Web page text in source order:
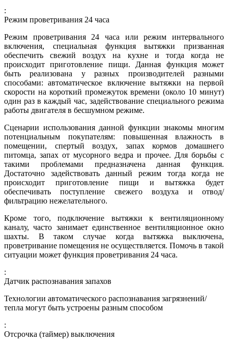
:
Режим проветривания 24 часа
Режим проветривания 24 часа или режим интервального
включения, специальная функция вытяжки призванная
обеспечить свежий воздух на кухне и тогда когда не
происходит приготовление пищи. Данная функция может
быть реализована у разных производителей разными
способами: автоматическое включение вытяжки на первой
скорости на короткий промежуток времени (около 10 минут)
один раз в каждый час, задействование специального режима
работы двигателя в бесшумном режиме.
Сценарии использования данной функции знакомы многим
потенциальным покупателям: повышенная влажность в
помещении, спертый воздух, запах кормов домашнего
питомца, запах от мусорного ведра и прочее. Для борьбы с
такими проблемами предназначена данная функция.
Достаточно задействовать данный режим тогда когда не
происходит приготовление пищи и вытяжка будет
обеспечивать поступление свежего воздуха и отвод/
фильтрацию нежелательного.
Кроме того, подключение вытяжки к вентиляционному
каналу, часто занимает единственное вентиляционное окно
шахты. В таком случае когда вытяжка выключена,
проветривание помещения не осуществляется. Помочь в такой
ситуации может функция проветривания 24 часа.
:
Датчик распознавания запахов
Технологии автоматического распознавания загрязнений/
тепла могут быть устроены разным способом
:
Отсрочка (таймер) выключения